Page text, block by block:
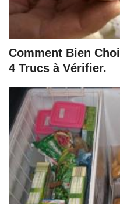
Comment Bien
4 Trucs à Vérifier.